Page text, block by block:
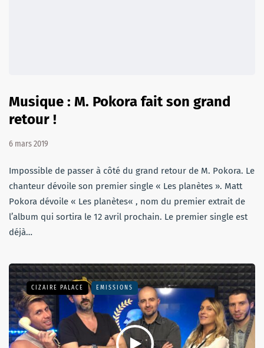
Musique : M. Pokora fait son grand
retour !
6 mars 2019
Impossible de passer à côté du grand retour de M. Pokora. Le
chanteur dévoile son premier single « Les planètes ». Matt
Pokora dévoile « Les planètes« , nom du premier extrait de
l’album qui sortira le 12 avril prochain. Le premier single est
déjà…
CIZAIRE PALACE EMISSIONS